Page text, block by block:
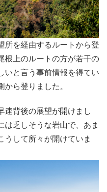
所を経由するルートから登
根上のルートの方が若干の
いと言う事前情報を得てい
ら登りました。
速背後の展望が開けまし
は乏しそうな岩山で、あま
うして所々が開けていま